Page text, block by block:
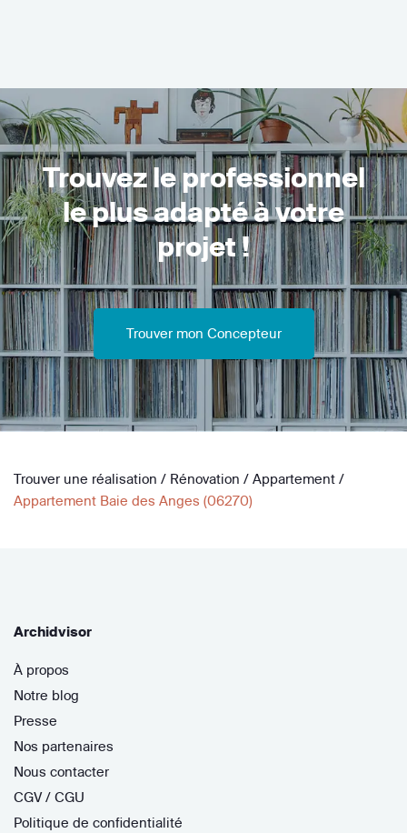
Trouvez le professionnel
le plus adapté à votre
projet !
Trouver mon Concepteur
Trouver une réalisation / Rénovation / Appartement /
Appartement Baie des Anges (06270)
Archidvisor
À propos
Notre blog
Presse
Nos partenaires
Nous contacter
CGV / CGU
Politique de confidentialité